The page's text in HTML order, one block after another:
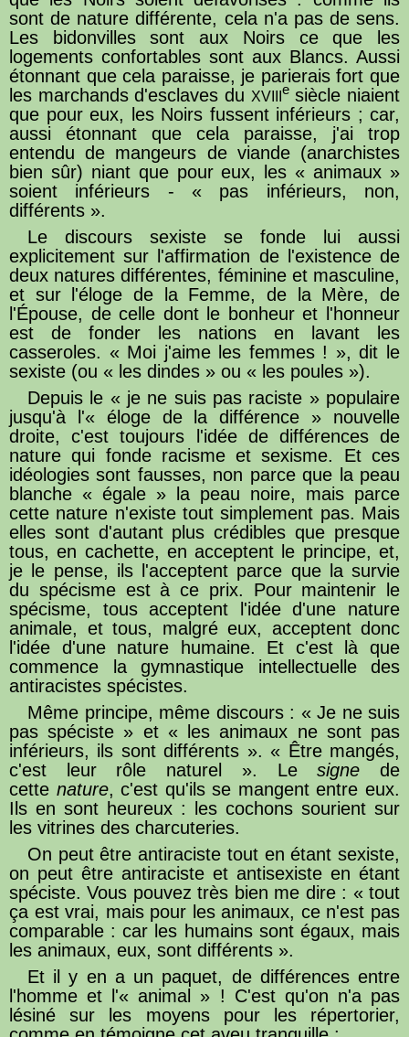
sont de nature différente, cela n'a pas de sens.
Les bidonvilles sont aux Noirs ce que les
logements confortables sont aux Blancs. Aussi
étonnant que cela paraisse, je parierais fort que
les marchands d'esclaves du XVIII esiècle niaient
que pour eux, les Noirs fussent inférieurs ; car,
aussi étonnant que cela paraisse, j'ai trop
entendu de mangeurs de viande (anarchistes
bien sûr) niant que pour eux, les « animaux »
soient inférieurs - « pas inférieurs, non,
différents ».
Le discours sexiste se fonde lui aussi
explicitement sur l'affirmation de l'existence de
deux natures différentes, féminine et masculine,
et sur l'éloge de la Femme, de la Mère, de
l'Épouse, de celle dont le bonheur et l'honneur
est de fonder les nations en lavant les
casseroles. « Moi j'aime les femmes ! », dit le
sexiste (ou « les dindes » ou « les poules »).
Depuis le « je ne suis pas raciste » populaire
jusqu'à l'« éloge de la différence » nouvelle
droite, c'est toujours l'idée de différences de
nature qui fonde racisme et sexisme. Et ces
idéologies sont fausses, non parce que la peau
blanche « égale » la peau noire, mais parce
cette nature n'existe tout simplement pas. Mais
elles sont d'autant plus crédibles que presque
tous, en cachette, en acceptent le principe, et,
je le pense, ils l'acceptent parce que la survie
du spécisme est à ce prix. Pour maintenir le
spécisme, tous acceptent l'idée d'une nature
animale, et tous, malgré eux, acceptent donc
l'idée d'une nature humaine. Et c'est là que
commence la gymnastique intellectuelle des
antiracistes spécistes.
Même principe, même discours : « Je ne suis
pas spéciste » et « les animaux ne sont pas
inférieurs, ils sont différents ». « Être mangés,
c'est leur rôle naturel ». Lesigne de
cette nature, c'est qu'ils se mangent entre eux.
Ils en sont heureux : les cochons sourient sur
les vitrines des charcuteries.
On peut être antiraciste tout en étant sexiste,
on peut être antiraciste et antisexiste en étant
spéciste. Vous pouvez très bien me dire : « tout
ça est vrai, mais pour les animaux, ce n'est pas
comparable : car les humains sont égaux, mais
les animaux, eux, sont différents ».
Et il y en a un paquet, de différences entre
l'homme et l'« animal » ! C'est qu'on n'a pas
lésiné sur les moyens pour les répertorier,